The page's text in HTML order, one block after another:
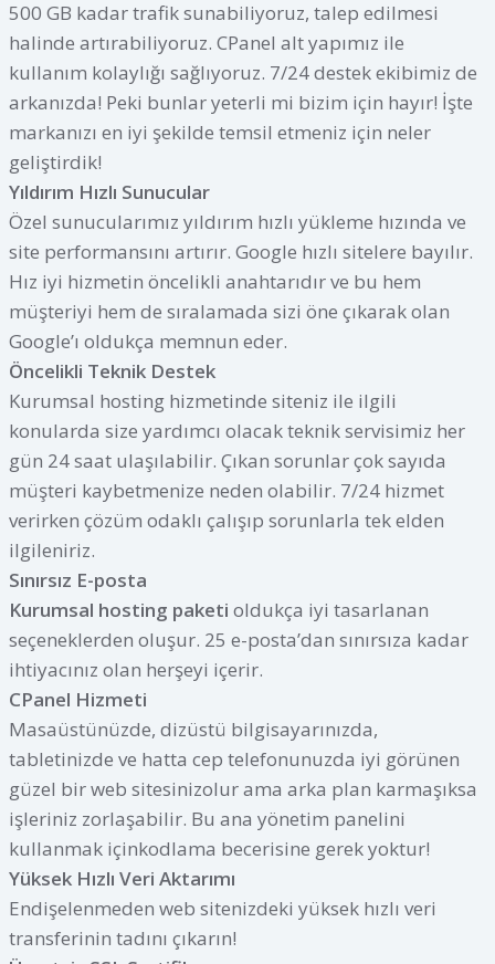
500 GB kadar trafik sunabiliyoruz, talep edilmesi
halinde artırabiliyoruz. CPanel alt yapımız ile
kullanım kolaylığı sağlıyoruz. 7/24 destek ekibimiz de
arkanızda! Peki bunlar yeterli mi bizim için hayır! İşte
markanızı en iyi şekilde temsil etmeniz için neler
geliştirdik!
Yıldırım Hızlı Sunucular
Özel sunucularımız yıldırım hızlı yükleme hızında ve
site performansını artırır. Google hızlı sitelere bayılır.
Hız iyi hizmetin öncelikli anahtarıdır ve bu hem
müşteriyi hem de sıralamada sizi öne çıkarak olan
Google’ı oldukça memnun eder.
Öncelikli Teknik Destek
Kurumsal hosting hizmetinde siteniz ile ilgili
konularda size yardımcı olacak teknik servisimiz her
gün 24 saat ulaşılabilir. Çıkan sorunlar çok sayıda
müşteri kaybetmenize neden olabilir. 7/24 hizmet
verirken çözüm odaklı çalışıp sorunlarla tek elden
ilgileniriz.
Sınırsız E-posta
Kurumsal hosting paketi oldukça iyi tasarlanan
seçeneklerden oluşur. 25 e-posta’dan sınırsıza kadar
ihtiyacınız olan herşeyi içerir.
CPanel Hizmeti
Masaüstünüzde, dizüstü bilgisayarınızda,
tabletinizde ve hatta cep telefonunuzda iyi görünen
güzel bir web sitesinizolur ama arka plan karmaşıksa
işleriniz zorlaşabilir. Bu ana yönetim panelini
kullanmak içinkodlama becerisine gerek yoktur!
Yüksek Hızlı Veri Aktarımı
Endişelenmeden web sitenizdeki yüksek hızlı veri
transferinin tadını çıkarın!